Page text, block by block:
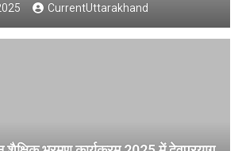
CurrentUttarakhand